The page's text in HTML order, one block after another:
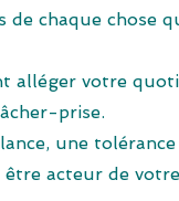
de chaque chose
alléger votre
prise.
une
acteur de votre